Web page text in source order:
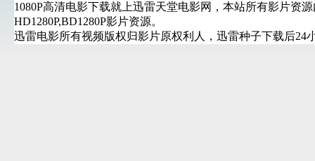
1080P高清电影下载就上迅雷天堂电影网，本站所有影片资
HD1280P,BD1280P影片资源。
迅雷电影所有视频版权归影片原权利人，迅雷种子下载后